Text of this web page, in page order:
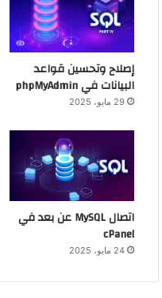
إصلاح وتحسين قواعد
البيانات في phpMyAdmin
29 مايو، 2025
اتصال MySQL عن بعد في
cPanel
24 مايو، 2025